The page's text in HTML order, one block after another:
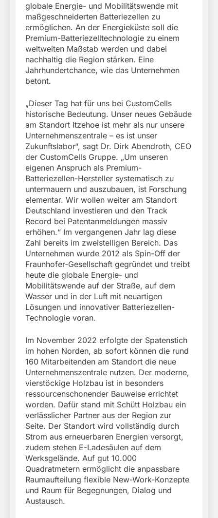
Beinahekollision an
Bahnübergang in Aubing
/ Bundespolizei ermittelt
wegen gefährlichen
Eingriffs in den
Bahnverkehr
5. August 2026
globale Energie- und Mobilitätswende mit
maßgeschneiderten Batteriezellen zu
ermöglichen. An der Energieküste soll die
Premium-Batteriezelltechnologie zu einem
weltweiten Maßstab werden und dabei
nachhaltig die Region stärken. Eine
Jahrhundertchance, wie das Unternehmen
betont.
„Dieser Tag hat für uns bei CustomCells
historische Bedeutung. Unser neues Gebäude
am Standort Itzehoe ist mehr als nur unsere
Unternehmenszentrale – es ist unser
Zukunftslabor“, sagt Dr. Dirk Abendroth, CEO
der CustomCells Gruppe. „Um unseren
eigenen Anspruch als Premium-
Batteriezellen-Hersteller systematisch zu
untermauern und auszubauen, ist Forschung
elementar. Wir wollen weiter am Standort
Deutschland investieren und den Track
Record bei Patentanmeldungen massiv
erhöhen.“ Im vergangenen Jahr lag diese
Zahl bereits im zweistelligen Bereich. Das
Unternehmen wurde 2012 als Spin-Off der
Fraunhofer-Gesellschaft gegründet und treibt
heute die globale Energie- und
Mobilitätswende auf der Straße, auf dem
Wasser und in der Luft mit neuartigen
Lösungen und innovativer Batteriezellen-
Technologie voran.
Im November 2022 erfolgte der Spatenstich
im hohen Norden, ab sofort können die rund
160 Mitarbeitenden am Standort die neue
Unternehmenszentrale nutzen. Der moderne,
vierstöckige Holzbau ist in besonders
ressourcenschonender Bauweise errichtet
worden. Dafür stand mit Schütt Holzbau ein
verlässlicher Partner aus der Region zur
Seite. Der Standort wird vollständig durch
Strom aus erneuerbaren Energien versorgt,
zudem stehen E-Ladesäulen auf dem
Werksgelände. Auf gut 10.000
Quadratmetern ermöglicht die anpassbare
Raumaufteilung flexible New-Work-Konzepte
und Raum für Begegnungen, Dialog und
Austausch.